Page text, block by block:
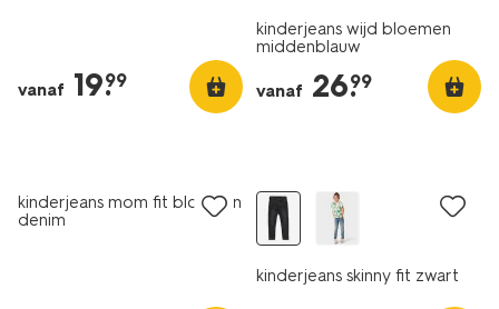
vanaf 19.
99
kinderjeans wijd bloemen
middenblauw
vanaf 26.
99
kinderjeans mom fit bloemen
denim
kinderjeans skinny fit zwart